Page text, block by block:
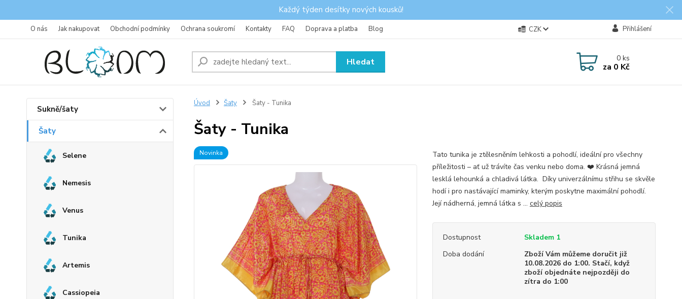
Každý týden desítky nových kousků!
O nás Jak nakupovat Obchodní podmínky Ochrana soukromí Kontakty FAQ Doprava a platba Blog CZK Přihlášení
Hledat 0ks
za 0 Kč
Sukně/šaty
Šaty
Selene
Nemesis
Venus
Tunika
Artemis
Cassiopeia
Úvod Šaty Šaty - Tunika
Šaty - Tunika
Novinka
Tato tunika je ztělesněním lehkosti a pohodlí, ideální pro všechny
příležitosti – ať už trávíte čas venku nebo doma. ❤️ Krásná jemná
lesklá lehounká a chladivá látka. Díky univerzálnímu střihu se skvěle
hodí i pro nastávající maminky, kterým poskytne maximální pohodlí.
Její nádherná, jemná látka s ... celý popis
Dostupnost
Skladem 1
Doba dodání
Zboží Vám můžeme doručit již
10.08.2026 do 1:00. Stačí, když
zboží objednáte nejpozději do
zítra do 1:00